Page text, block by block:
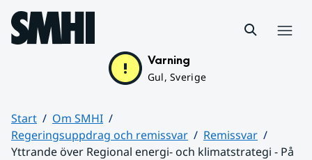
Hoppa till sidans innehåll
Varning
Gul, Sverige
Start
Om SMHI
Regeringsuppdrag och remissvar
Remissvar
Yttrande över Regional energi- och klimatstrategi - På